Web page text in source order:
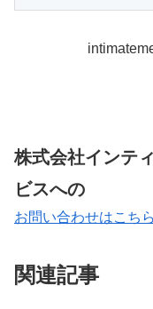
株式会社インテ
ビスへの
お問い合わせはこちら
関連記事